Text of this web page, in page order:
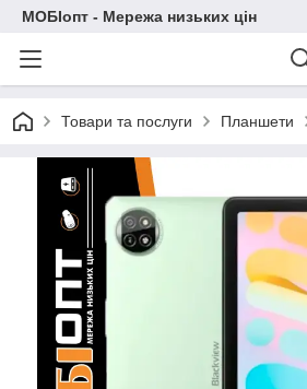
МОБІопт - Мережа низьких цін
Товари та послуги Планшети